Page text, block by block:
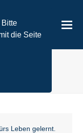
Leben gelernt.
die Seite